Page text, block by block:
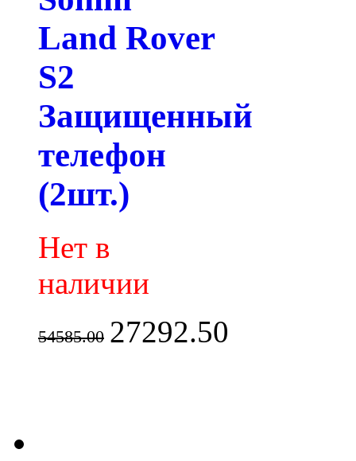
Land Rover
S2
Защищенный
телефон
(2шт.)
Нет в
наличии
54585.00 27292.50